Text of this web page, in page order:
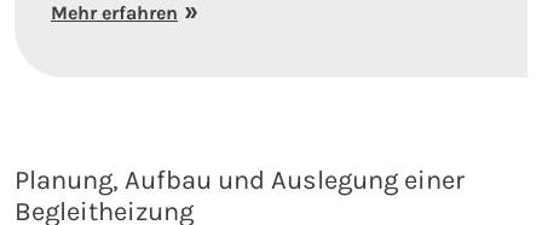
Mehr erfahren
Planung, Aufbau und Auslegung einer
Begleitheizung